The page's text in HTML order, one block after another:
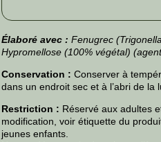
Élaboré avec : Fenugrec
Hypromellose (100% végétal)
Conservation : Conserver à
dans un endroit sec et à l’abri de la
Restriction : Réservé aux adultes
modification, voir étiquette du
jeunes enfants.